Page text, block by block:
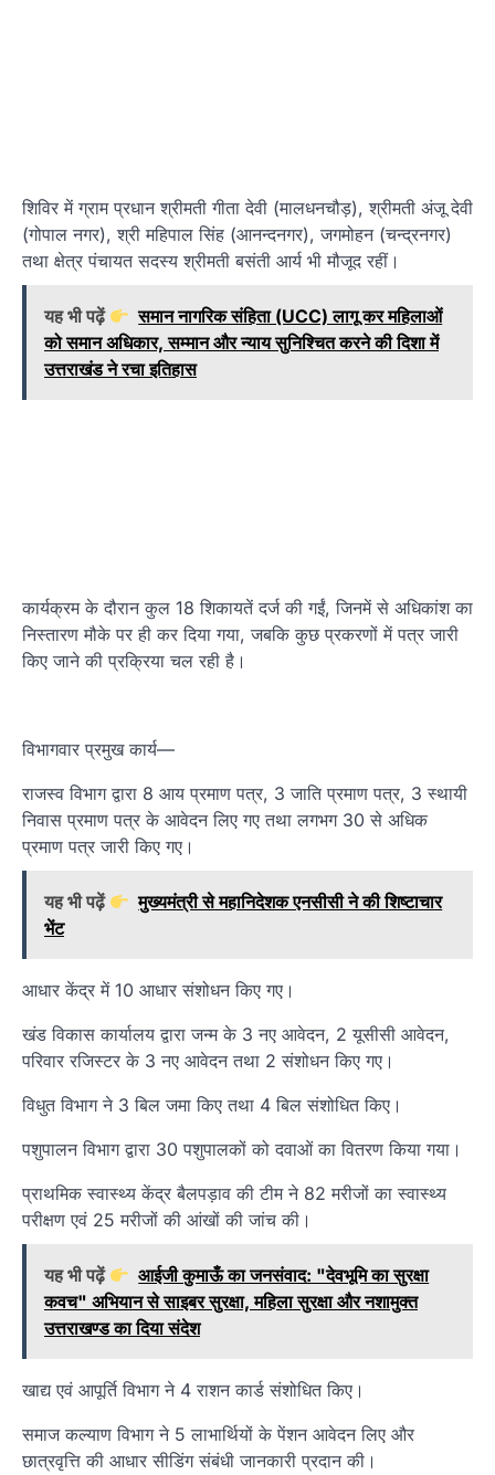
शिविर में ग्राम प्रधान श्रीमती गीता देवी (मालधनचौड़), श्रीमती अंजू देवी
(गोपाल नगर), श्री महिपाल सिंह (आनन्दनगर), जगमोहन (चन्द्रनगर)
तथा क्षेत्र पंचायत सदस्य श्रीमती बसंती आर्य भी मौजूद रहीं।
यह भी पढ़ें
समान नागरिक संहिता (UCC) लागू कर महिलाओं
को समान अधिकार, सम्मान और न्याय सुनिश्चित करने की दिशा में
उत्तराखंड ने रचा इतिहास
कार्यक्रम के दौरान कुल 18 शिकायतें दर्ज की गईं, जिनमें से अधिकांश का
निस्तारण मौके पर ही कर दिया गया, जबकि कुछ प्रकरणों में पत्र जारी
किए जाने की प्रक्रिया चल रही है।
विभागवार प्रमुख कार्य—
राजस्व विभाग द्वारा 8 आय प्रमाण पत्र, 3 जाति प्रमाण पत्र, 3 स्थायी
निवास प्रमाण पत्र के आवेदन लिए गए तथा लगभग 30 से अधिक
प्रमाण पत्र जारी किए गए।
यह भी पढ़ें
मुख्यमंत्री से महानिदेशक एनसीसी ने की शिष्टाचार
भेंट
आधार केंद्र में 10 आधार संशोधन किए गए।
खंड विकास कार्यालय द्वारा जन्म के 3 नए आवेदन, 2 यूसीसी आवेदन,
परिवार रजिस्टर के 3 नए आवेदन तथा 2 संशोधन किए गए।
विधुत विभाग ने 3 बिल जमा किए तथा 4 बिल संशोधित किए।
पशुपालन विभाग द्वारा 30 पशुपालकों को दवाओं का वितरण किया गया।
प्राथमिक स्वास्थ्य केंद्र बैलपड़ाव की टीम ने 82 मरीजों का स्वास्थ्य
परीक्षण एवं 25 मरीजों की आंखों की जांच की।
यह भी पढ़ें
आईजी कुमाऊँ का जनसंवाद: "देवभूमि का सुरक्षा
कवच" अभियान से साइबर सुरक्षा, महिला सुरक्षा और नशामुक्त
उत्तराखण्ड का दिया संदेश
खाद्य एवं आपूर्ति विभाग ने 4 राशन कार्ड संशोधित किए।
समाज कल्याण विभाग ने 5 लाभार्थियों के पेंशन आवेदन लिए और
छात्रवृत्ति की आधार सीडिंग संबंधी जानकारी प्रदान की।